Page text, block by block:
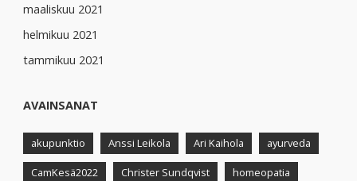
maaliskuu 2021
helmikuu 2021
tammikuu 2021
AVAINSANAT
akupunktio Anssi Leikola Ari Kaihola ayurveda
CamKesä2022 Christer Sundqvist homeopatia